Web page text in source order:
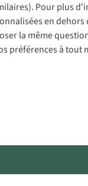
Pour plus
en dehors
la même
préférences à tout